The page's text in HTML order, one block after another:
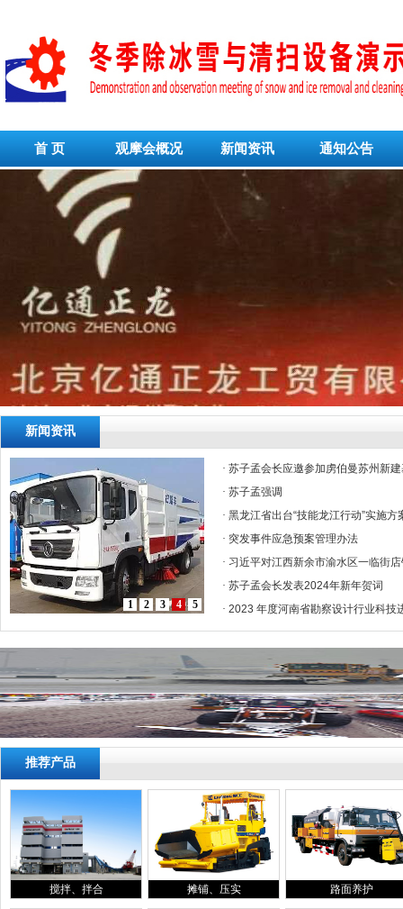
首 页 观摩会概况 新闻资讯 通知公告
新闻资讯
1 2 3 4 5
· 苏子孟会长应邀参加虏伯曼苏州新
· 苏子孟强调
· 黑龙江省出台“技能龙江行动”实施方
· 突发事件应急预案管理办法
· 习近平对江西新余市渝水区一临街
· 苏子孟会长发表2024年新年贺词
· 2023 年度河南省勘察设计行业科技
推荐产品
搅拌、拌合 摊铺、压实 路面养护